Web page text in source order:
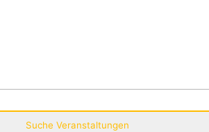
Suche Veranstaltungen